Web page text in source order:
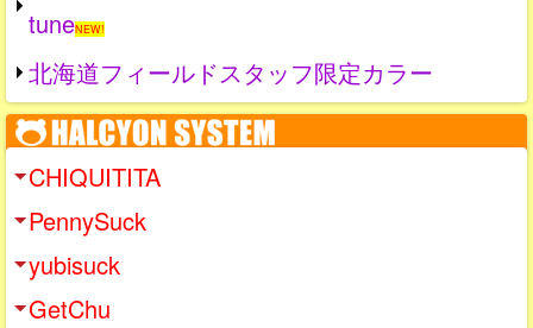
tuneNEW!
北海道フィールドスタッフ限定カラー
CHIQUITITA
PennySuck
yubisuck
GetChu